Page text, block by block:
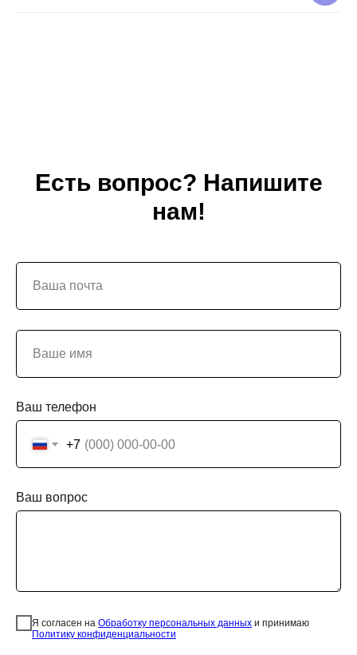
Есть вопрос? Напишите
нам!
Ваш телефон
+7
Ваш вопрос
Я согласен на Обработку персональных данных и принимаю
Политику конфиденциальности